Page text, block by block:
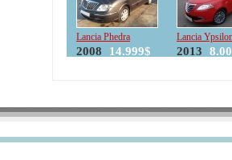
Lancia Phedra
2008 14.999$
Lancia
2013